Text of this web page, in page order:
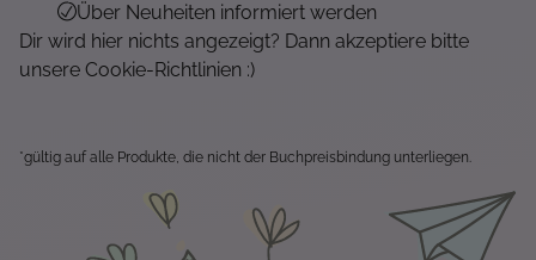
Über Neuheiten informiert werden
Dir wird hier nichts angezeigt? Dann akzeptiere bitte
unsere Cookie-Richtlinien :)
*gültig auf alle Produkte, die nicht der Buchpreisbindung unterliegen.